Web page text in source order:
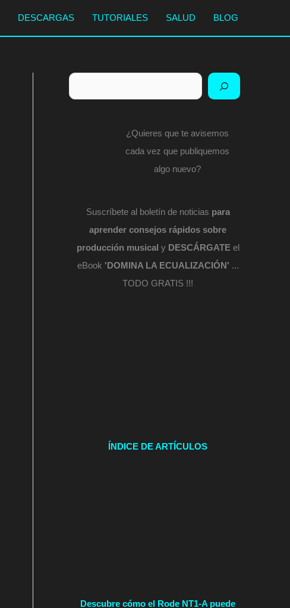
DESCARGAS TUTORIALES SALUD BLOG
Buscar
¿Quieres que te avisemos
cada vez que publiquemos
algo nuevo?
Suscríbete al boletín de noticias para
aprender consejos rápidos sobre
producción musical y DESCÁRGATEel
eBook 'DOMINA LA ECUALIZACIÓN' ...
TODO GRATIS !!!
ÍNDICE DE ARTÍCULOS
Descubre cómo el Rode NT1-A puede